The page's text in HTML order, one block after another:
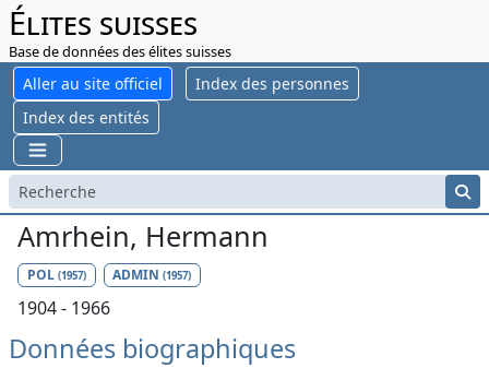
Élites suisses
Base de données des élites suisses
Aller au site officiel
Index des personnes
Index des entités
Amrhein, Hermann
POL (1957) ADMIN(1957)
1904 - 1966
Données biographiques